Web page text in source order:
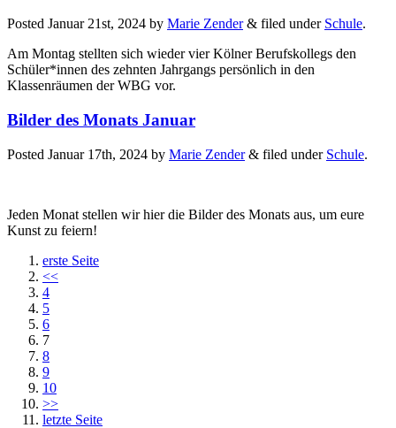
Posted Januar 21st, 2024 by Marie Zender & filed under Schule.
Am Montag stellten sich wieder vier Kölner Berufskollegs den
Schüler*innen des zehnten Jahrgangs persönlich in den
Klassenräumen der WBG vor.
Bilder des Monats Januar
Posted Januar 17th, 2024 by Marie Zender & filed under Schule.
Jeden Monat stellen wir hier die Bilder des Monats aus, um eure
Kunst zu feiern!
erste Seite
<<
4
5
6
7
8
9
10
>>
letzte Seite